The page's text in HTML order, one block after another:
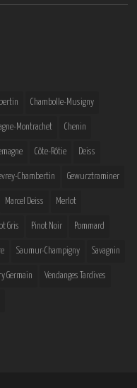
Chambolle-Musigny
Montrachet Chenin
Côte-Rôtie Deiss
Chambertin Gewurztraminer
Marcel Deiss Merlot
Gris Pinot Noir Pommard
Saumur-Champigny Savagnin
Germain Vendanges Tardives